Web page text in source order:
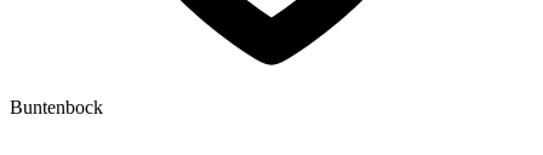
Buntenbock